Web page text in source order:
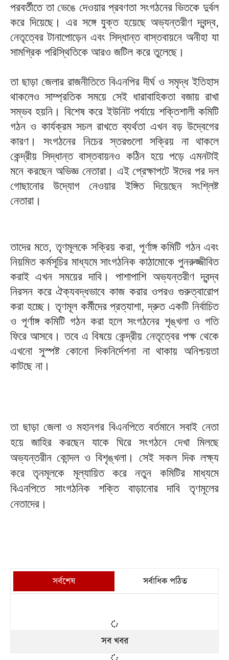
পরবর্তীতে তা ভেঙে দেওয়ার প্রবণতা সংগঠনের ভিতকে দুর্বল
করে দিয়েছে। এর সঙ্গে যুক্ত হয়েছে অভ্যন্তরীণ দ্বন্দ্ব,
নেতৃত্বের টানাপোড়েন এবং সিদ্ধান্ত বাস্তবায়নে অনীহা যা
সামগ্রিক পরিস্থিতিকে আরও জটিল করে তুলেছে।
তা ছাড়া জেলার রাজনীতিতে বিএনপির দীর্ঘ ও সমৃদ্ধ ইতিহাস
থাকলেও সাম্প্রতিক সময়ে সেই ধারাবাহিকতা বজায় রাখা
সম্ভব হয়নি। বিশেষ করে ইউনিট পর্যায়ে শক্তিশালী কমিটি
গঠন ও কার্যক্রম সচল রাখতে ব্যর্থতা এখন বড় উদ্বেগের
কারণ। সংগঠনের নিচের স্তরগুলো সক্রিয় না থাকলে
কেন্দ্রীয় সিদ্ধান্ত বাস্তবায়নও কঠিন হয়ে পড়ে এমনটাই
মনে করছেন অভিজ্ঞ নেতারা। এই প্রেক্ষাপটে ঈদের পর দল
গোছানোর উদ্যোগ নেওয়ার ইঙ্গিত দিয়েছেন সংশ্লিষ্ট
নেতারা।
তাদের মতে, তৃণমূলকে সক্রিয় করা, পূর্ণাঙ্গ কমিটি গঠন এবং
নিয়মিত কর্মসূচির মাধ্যমে সাংগঠনিক কাঠামোকে পুনরুজ্জীবিত
করাই এখন সময়ের দাবি। পাশাপাশি অভ্যন্তরীণ দ্বন্দ্ব
নিরসন করে ঐক্যবদ্ধভাবে কাজ করার ওপরও গুরুত্বারোপ
করা হচ্ছে। তৃণমূল কর্মীদের প্রত্যাশা, দ্রুত একটি নির্বাচিত
ও পূর্ণাঙ্গ কমিটি গঠন করা হলে সংগঠনের শৃঙ্খলা ও গতি
ফিরে আসবে। তবে এ বিষয়ে কেন্দ্রীয় নেতৃত্বের পক্ষ থেকে
এখনো সুস্পষ্ট কোনো দিকনির্দেশনা না থাকায় অনিশ্চয়তা
কাটছে না।
তা ছাড়া জেলা ও মহানগর বিএনপিতে বর্তমানে সবাই নেতা
হয়ে জাহির করছেন যাকে ঘিরে সংগঠনে দেখা মিলছে
অভ্যন্তরীন কোন্দল ও বিশৃঙ্খলা। সেই সকল দিক লক্ষ্য
করে তৃনমূলকে মূল্যায়িত করে নতুন কমিটির মাধ্যমে
বিএনপিতে সাংগঠনিক শক্তি বাড়ানোর দাবি তৃণমূলের
নেতাদের।
সর্বশেষ সর্বাধিক পঠিত
সব খবর